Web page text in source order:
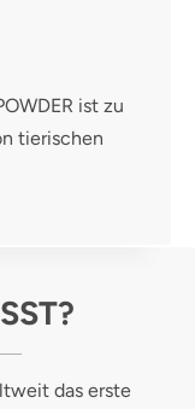
ist zu
tierischen
das erste